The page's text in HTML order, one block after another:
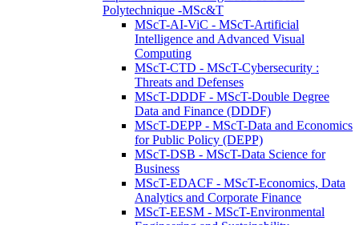
Polytechnique -MSc&T
MScT-AI-ViC - MScT-Artificial
Intelligence and Advanced Visual
Computing
MScT-CTD - MScT-Cybersecurity :
Threats and Defenses
MScT-DDDF - MScT-Double Degree
Data and Finance (DDDF)
MScT-DEPP - MScT-Data and Economics
for Public Policy (DEPP)
MScT-DSB - MScT-Data Science for
Business
MScT-EDACF - MScT-Economics, Data
Analytics and Corporate Finance
MScT-EESM - MScT-Environmental